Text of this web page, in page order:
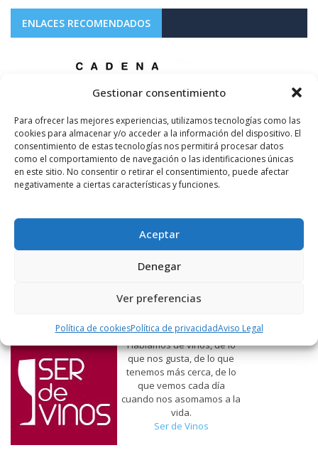
Gestionar consentimiento
Para ofrecer las mejores experiencias, utilizamos tecnologías como las
cookies para almacenar y/o acceder a la información del dispositivo. El
consentimiento de estas tecnologías nos permitirá procesar datos
como el comportamiento de navegación o las identificaciones únicas
en este sitio. No consentir o retirar el consentimiento, puede afectar
negativamente a ciertas características y funciones.
Aceptar
Denegar
Ver preferencias
Política de cookiesPolítica de privacidadAviso Legal
ENLACES RECOMENDADOS
Hablamos de vinos, de lo
que nos gusta, de lo que
tenemos más cerca, de lo
que vemos cada día
cuando nos asomamos a la
vida.
Ser de Vinos